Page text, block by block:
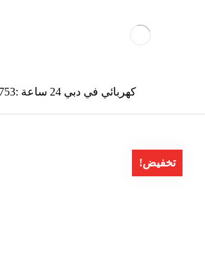
كهربائي في دبي 24 ساعة :0567441753
تخفيض!